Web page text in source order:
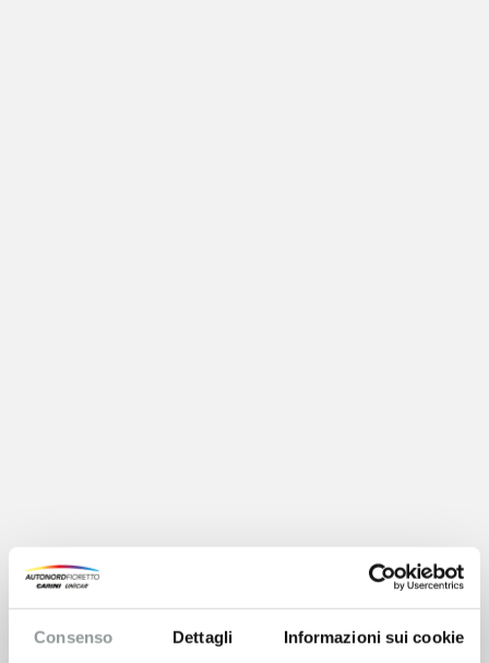
Consenso Dettagli Informazioni sui cookie